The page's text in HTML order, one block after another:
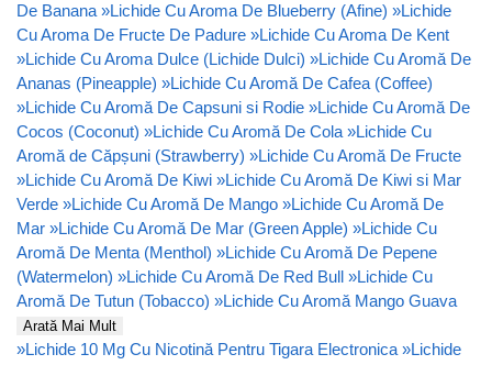
De Banana »Lichide Cu Aroma De Blueberry (Afine) »Lichide
Cu Aroma De Fructe De Padure »Lichide Cu Aroma De Kent
»Lichide Cu Aroma Dulce (Lichide Dulci) »Lichide Cu Aromă De
Ananas (Pineapple) »Lichide Cu Aromă De Cafea (Coffee)
»Lichide Cu Aromă De Capsuni si Rodie »Lichide Cu Aromă De
Cocos (Coconut) »Lichide Cu Aromă De Cola »Lichide Cu
Aromă de Căpșuni (Strawberry) »Lichide Cu Aromă De Fructe
»Lichide Cu Aromă De Kiwi »Lichide Cu Aromă De Kiwi si Mar
Verde »Lichide Cu Aromă De Mango »Lichide Cu Aromă De
Mar »Lichide Cu Aromă De Mar (Green Apple) »Lichide Cu
Aromă De Menta (Menthol) »Lichide Cu Aromă De Pepene
(Watermelon) »Lichide Cu Aromă De Red Bull »Lichide Cu
Aromă De Tutun (Tobacco) »Lichide Cu Aromă Mango Guava
Arată Mai Mult
»Lichide 10 Mg Cu Nicotină Pentru Tigara Electronica »Lichide